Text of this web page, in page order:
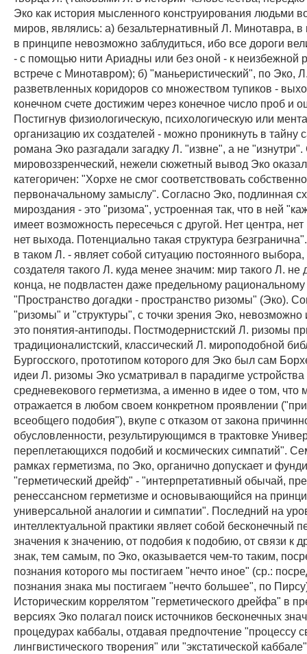
Эко как история мысленного конструирования людьми
миров, являлись: а) безальтернативный Л. Минотавра,
в принципе невозможно заблудиться, ибо все дороги
- с помощью нити Ариадны или без оной - к неизбежной
встрече с Минотавром); б) "маньеристический", по Эко,
разветвленных коридоров со множеством тупиков -
конечном счете достижим через конечное число проб и
Постигнув физиологическую, психологическую или
организацию их создателей - можно проникнуть в тайну
романа Эко разгадали загадку Л. "извне", а не
мировоззренческий, нежели сюжетный вывод Эко
категоричен: "Хорхе не смог соответствовать
первоначальному замыслу". Согласно Эко, подлинная
мироздания - это "ризома", устроенная так, что в ней
имеет возможность пересечься с другой. Нет центра,
нет выхода. Потенциально такая структура
в таком Л. - являет собой ситуацию постоянного выбора,
создателя такого Л. куда менее значим: мир такого Л. не
конца, не подвластен даже предельному
"Пространство догадки - пространство ризомы" (Эко).
"ризомы" и "структуры", с точки зрения Эко,
это понятия-антиподы. Постмодернистский Л. ризомы
традиционалистский, классический Л. мироподобной
Бургосского, прототипом которого для Эко был сам
идеи Л. ризомы Эко усматривал в парадигме
средневекового герметизма, а именно в идее о том, что
отражается в любом своем конкретном проявлении
всеобщего подобия"), вкупе с отказом от закона
обусловленности, результирующимся в трактовке
переплетающихся подобий и космических симпатий".
рамках герметизма, по Эко, органично допускает и
"герметический дрейф" - "интерпретативный обычай,
ренессансном герметизме и основывающийся на
универсальной аналогии и симпатии". Последний на
интеллектуальной практики являет собой бесконечный
значения к значению, от подобия к подобию, от связи к
знак, тем самым, по Эко, оказывается чем-то таким,
познания которого мы постигаем "нечто иное" (ср.:
познания знака мы постигаем "нечто большее", по
Историческим коррелятом "герметического дрейфа" в
версиях Эко полагал поиск источников бесконечных
процедурах каббалы, отдавая предпочтение "процессу
лингвистического творения" или "экстатической